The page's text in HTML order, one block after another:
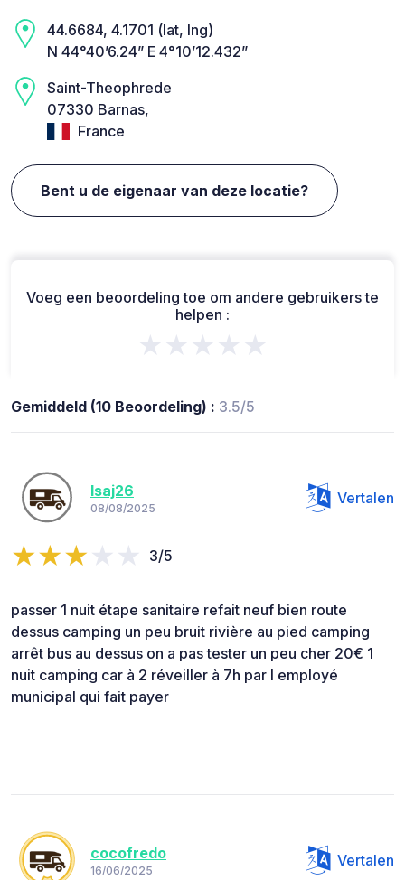
44.6684, 4.1701 (lat, lng)
N 44°40’6.24” E 4°10’12.432”
Saint-Theophrede
07330 Barnas,
France
Bent u de eigenaar van deze locatie?
Voeg een beoordeling toe om andere gebruikers te
helpen :
★★★★★
Gemiddeld (10 Beoordeling) : 3.5/5
Isaj26
08/08/2025
Vertalen
3/5
passer 1 nuit étape sanitaire refait neuf bien route
dessus camping un peu bruit rivière au pied camping
arrêt bus au dessus on a pas tester un peu cher 20€ 1
nuit camping car à 2 réveiller à 7h par l employé
municipal qui fait payer
cocofredo
16/06/2025
Vertalen